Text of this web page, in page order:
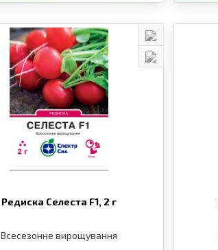
Редиска Селеста F1, 2 г
Всесезонне вирощування